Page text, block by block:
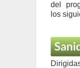
del
los